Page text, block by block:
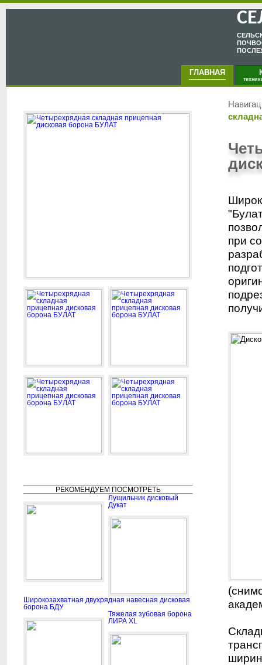
ГЛАВНАЯ
---------------------
при
РЕКОМЕНДУЕМ ПОСМОТРЕТЬ
Лущильник дисковый
Дукат
Широкозахватная двухрядная навесная дисковая
борона БДУ
Тяжелая зубовая борона
ЛИРА XL